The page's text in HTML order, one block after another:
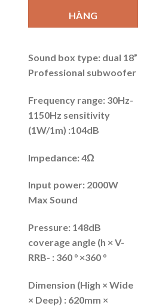
HÀNG
Sound box type: dual 18”
Professional subwoofer
Frequency range: 30Hz-
1150Hz sensitivity
(1W/1m) :104dB
Impedance: 4Ω
Input power: 2000W
Max Sound
Pressure: 148dB
coverage angle (h × V-
RRB- : 360 ° ×360 °
Dimension (High × Wide
× Deep) : 620mm ×